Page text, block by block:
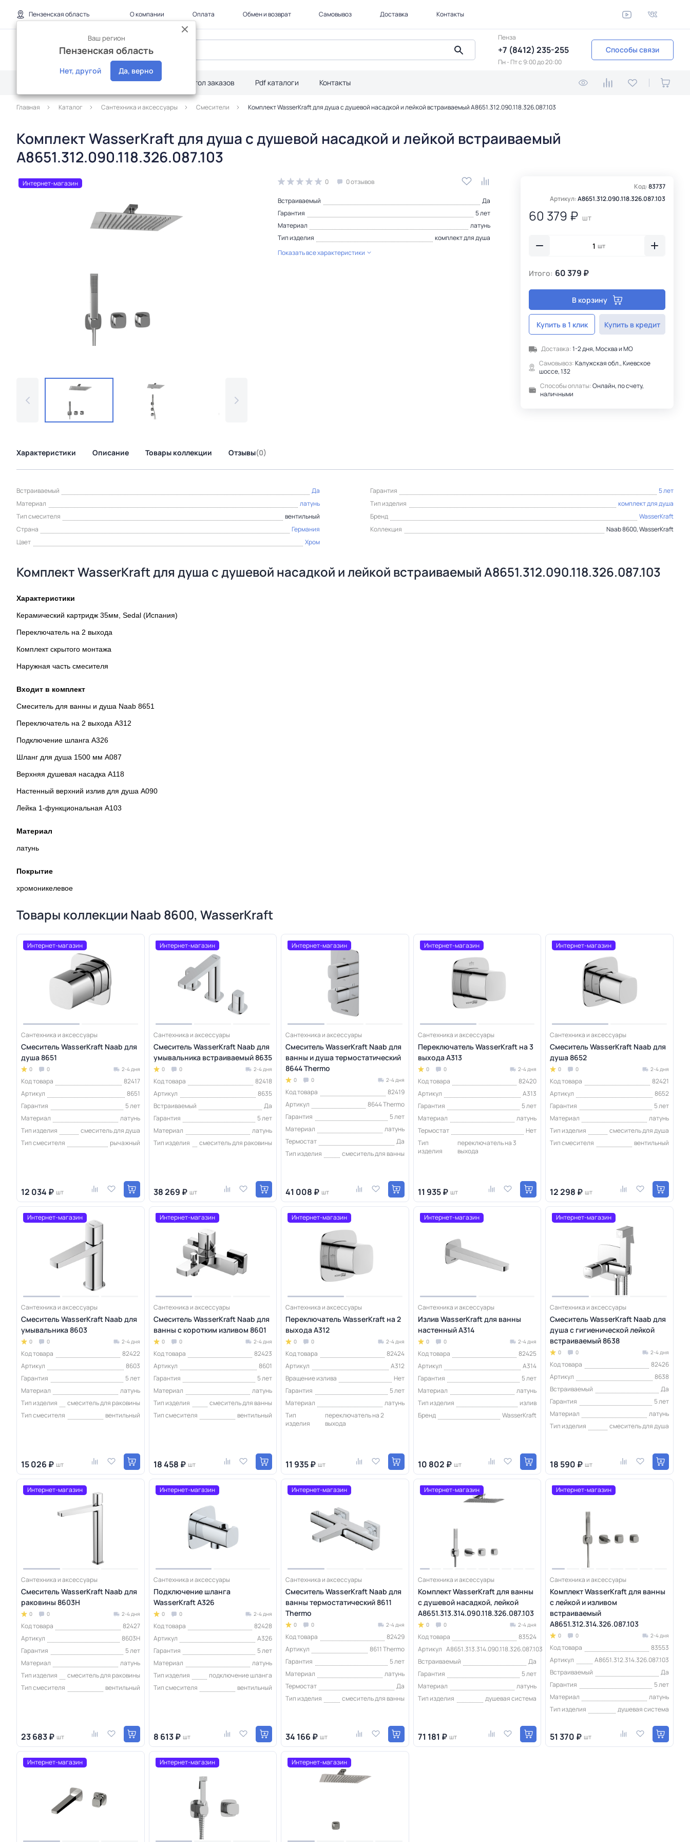
Пензенская область
Ваш регион
Пензенская область
Нет, другой Да, верно
О компании Оплата Обмен и возврат Самовывоз Доставка Контакты
Пенза
+7 (8412) 235-255
Пн - Пт c 9:00 до 20:00
Способы связи
Дилерам Акции Стол заказов Pdf каталоги Контакты
Главная Каталог Сантехника и аксессуары Смесители Комплект WasserKraft для душа с душевой насадкой и лейкой встраиваемый A8651.312.090.118.326.087.103
Комплект WasserKraft для душа с душевой насадкой и лейкой встраиваемый
A8651.312.090.118.326.087.103
Интернет-магазин 0 0 отзывов
Встраиваемый
Да
Гарантия
5 лет
Материал
латунь
Тип изделия
комплект для душа
Показать все характеристики
Код:83737
Артикул:A8651.312.090.118.326.087.103
60 379 ₽ шт
шт
Итого: 60 379 ₽
В корзину
Купить в 1 клик Купить в кредит
Доставка:1-2 дня, Москва и МО
Самовывоз:Калужская обл., Киевское
шоссе, 132
Способы оплаты:Онлайн, по счету,
наличными
Характеристики Описание Товары коллекции Отзывы(0)
Встраиваемый Да Гарантия
5 лет
Материал
латунь Тип изделия
комплект для душа
Тип смесителя
вентильный Бренд
WasserKraft
Страна
Германия Коллекция
Naab 8600, WasserKraft
Цвет
Хром
Комплект WasserKraft для душа с душевой насадкой и лейкой встраиваемый A8651.312.090.118.326.087.103
Характеристики
Керамический картридж 35мм, Sedal (Испания)
Переключатель на 2 выхода
Комплект скрытого монтажа
Наружная часть смесителя
Входит в комплект
Смеситель для ванны и душа Naab 8651
Переключатель на 2 выхода А312
Подключение шланга A326
Шланг для душа 1500 мм A087
Верхняя душевая насадка A118
Настенный верхний излив для душа A090
Лейка 1-функциональная A103
Материал
латунь
Покрытие
хромоникелевое
Товары коллекции Naab 8600, WasserKraft
Интернет-магазин
Сантехника и аксессуары
Смеситель WasserKraft Naab для
душа 8651
0 0 2-4 дня
Код товара
82417
Артикул
8651
Гарантия
5 лет
Материал
латунь
Тип изделия
смеситель для душа
Тип смесителя
рычажный
12 034 ₽ шт
Интернет-магазин
Сантехника и аксессуары
Смеситель WasserKraft Naab для
умывальника встраиваемый 8635
0 0 2-4 дня
Код товара
82418
Артикул
8635
Встраиваемый
Да
Гарантия
5 лет
Материал
латунь
Тип изделия
смеситель для раковины
38 269 ₽ шт
Интернет-магазин
Сантехника и аксессуары
Смеситель WasserKraft Naab для
ванны и душа термостатический
8644 Thermo
0 0 2-4 дня
Код товара
82419
Артикул
8644 Thermo
Гарантия
5 лет
Материал
латунь
Термостат
Да
Тип изделия
смеситель для ванны
41 008 ₽ шт
Интернет-магазин
Сантехника и аксессуары
Переключатель WasserKraft на 3
выхода A313
0 0 2-4 дня
Код товара
82420
Артикул
A313
Гарантия
5 лет
Материал
латунь
Термостат
Нет
Тип
изделия
переключатель на 3
выхода
11 935 ₽ шт
Интернет-магазин
Сантехника и аксессуары
Смеситель WasserKraft Naab для
душа 8652
0 0 2-4 дня
Код товара
82421
Артикул
8652
Гарантия
5 лет
Материал
латунь
Тип изделия
смеситель для душа
Тип смесителя
вентильный
12 298 ₽ шт
Интернет-магазин
Сантехника и аксессуары
Смеситель WasserKraft Naab для
умывальника 8603
0 0 2-4 дня
Код товара
82422
Артикул
8603
Гарантия
5 лет
Материал
латунь
Тип изделия
смеситель для раковины
Тип смесителя
вентильный
15 026 ₽ шт
Интернет-магазин
Сантехника и аксессуары
Смеситель WasserKraft Naab для
ванны с коротким изливом 8601
0 0 2-4 дня
Код товара
82423
Артикул
8601
Гарантия
5 лет
Материал
латунь
Тип изделия
смеситель для ванны
Тип смесителя
вентильный
18 458 ₽ шт
Интернет-магазин
Сантехника и аксессуары
Переключатель WasserKraft на 2
выхода A312
0 0 2-4 дня
Код товара
82424
Артикул
A312
Вращение излива
Нет
Гарантия
5 лет
Материал
латунь
Тип
изделия
переключатель на 2
выхода
11 935 ₽ шт
Интернет-магазин
Сантехника и аксессуары
Излив WasserKraft для ванны
настенный A314
0 0 2-4 дня
Код товара
82425
Артикул
A314
Гарантия
5 лет
Материал
латунь
Тип изделия
излив
Бренд
WasserKraft
10 802 ₽ шт
Интернет-магазин
Сантехника и аксессуары
Смеситель WasserKraft Naab для
душа с гигиенической лейкой
встраиваемый 8638
0 0 2-4 дня
Код товара
82426
Артикул
8638
Встраиваемый
Да
Гарантия
5 лет
Материал
латунь
Тип изделия
смеситель для душа
18 590 ₽ шт
Интернет-магазин
Сантехника и аксессуары
Смеситель WasserKraft Naab для
раковины 8603H
0 0 2-4 дня
Код товара
82427
Артикул
8603H
Гарантия
5 лет
Материал
латунь
Тип изделия
смеситель для раковины
Тип смесителя
вентильный
23 683 ₽ шт
Интернет-магазин
Сантехника и аксессуары
Подключение шланга
WasserKraft A326
0 0 2-4 дня
Код товара
82428
Артикул
A326
Гарантия
5 лет
Материал
латунь
Тип изделия
подключение шланга
Тип смесителя
вентильный
8 613 ₽ шт
Интернет-магазин
Сантехника и аксессуары
Смеситель WasserKraft Naab для
ванны термостатический 8611
Thermo
0 0 2-4 дня
Код товара
82429
Артикул
8611 Thermo
Гарантия
5 лет
Материал
латунь
Термостат
Да
Тип изделия
смеситель для ванны
34 166 ₽ шт
Интернет-магазин
Сантехника и аксессуары
Комплект WasserKraft для ванны
с душевой насадкой, лейкой
A8651.313.314.090.118.326.087.103
0 0 2-4 дня
Код товара
83524
Артикул A8651.313.314.090.118.326.087.103
Встраиваемый
Да
Гарантия
5 лет
Материал
латунь
Тип изделия
душевая система
71 181 ₽ шт
Интернет-магазин
Сантехника и аксессуары
Комплект WasserKraft для ванны
с лейкой и изливом
встраиваемый
A8651.312.314.326.087.103
0 0 2-4 дня
Код товара
83553
Артикул
A8651.312.314.326.087.103
Встраиваемый
Да
Гарантия
5 лет
Материал
латунь
Тип изделия
душевая система
51 370 ₽ шт
Интернет-магазин Интернет-магазин Интернет-магазин